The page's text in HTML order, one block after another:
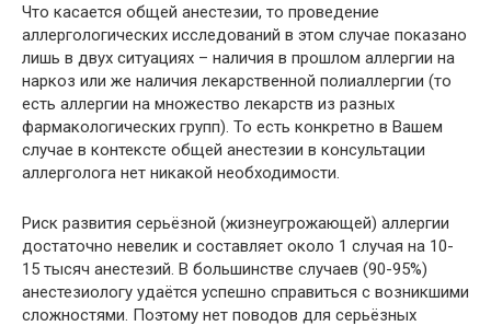
Что касается общей анестезии, то проведение
аллергологических исследований в этом случае показано
лишь в двух ситуациях – наличия в прошлом аллергии на
наркоз или же наличия лекарственной полиаллергии (то
есть аллергии на множество лекарств из разных
фармакологических групп). То есть конкретно в Вашем
случае в контексте общей анестезии в консультации
аллерголога нет никакой необходимости.
Риск развития серьёзной (жизнеугрожающей) аллергии
достаточно невелик и составляет около 1 случая на 10-
15 тысяч анестезий. В большинстве случаев (90-95%)
анестезиологу удаётся успешно справиться с возникшими
сложностями. Поэтому нет поводов для серьёзных